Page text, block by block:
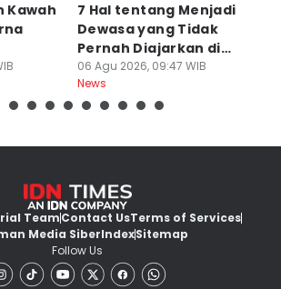
Kawah
7 Hal tentang Menjadi
Dewasa yang Tidak
Pernah Diajarkan di
Sekolah
06 Agu 2026, 09:47 WIB
News
TeamContact UsTerms of Services
Media SiberIndexSitemap
Follow Us